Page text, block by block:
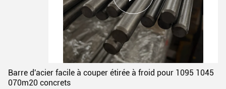
Barre d'acier facile à couper étirée à froid pour 1095 1045
070m20 concrets